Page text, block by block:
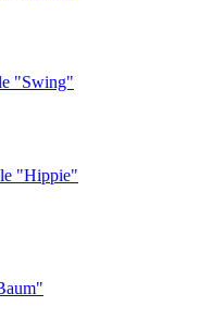
"Swing"
"Hippie"